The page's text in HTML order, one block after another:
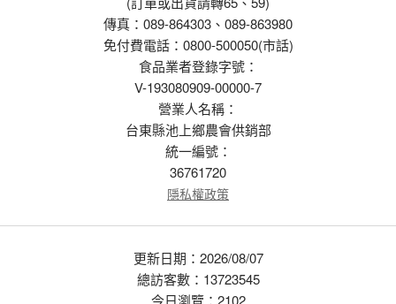
傳真：089-864303、089-863980
免付費電話：0800-500050(市話)
食品業者登錄字號：
V-193080909-00000-7
營業人名稱：
台東縣池上鄉農會供銷部
統一編號：
36761720
隱私權政策
更新日期：2026/08/07
總訪客數：13723545
今日瀏覽：2102